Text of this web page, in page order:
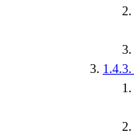
1.4.3.